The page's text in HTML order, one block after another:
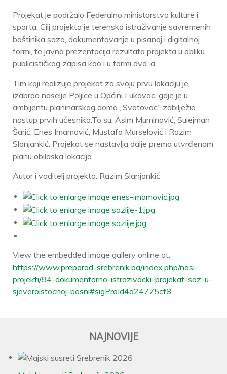
Projekat je podržalo Federalno ministarstvo kulture i
sporta. Cilj projekta je terensko istraživanje savremenih
baštinika saza, dokumentovanje u pisanoj i digitalnoj
formi, te javna prezentacija rezultata projekta u obliku
publicističkog zapisa kao i u formi dvd-a.
Tim koji realizuje projekat za svoju prvu lokaciju je
izabrao naselje Poljice u Općini Lukavac, gdje je u
ambijentu planinarskog doma „Svatovac“ zabilježio
nastup prvih učesnika.To su: Asim Muminović, Sulejman
Šarić, Enes Imamović, Mustafa Murselović i Razim
Slanjankić. Projekat se nastavlja dalje prema utvrđenom
planu obilaska lokacija.
Autor i voditelj projekta: Razim Slanjankić
View the embedded image gallery online at:
https://www.preporod-srebrenik.ba/index.php/nasi-
projekti/94-dokumentarno-istrazivacki-projekat-saz-u-
sjeveroistocnoj-bosni#sigProId4a24775cf8
NAJNOVIJE